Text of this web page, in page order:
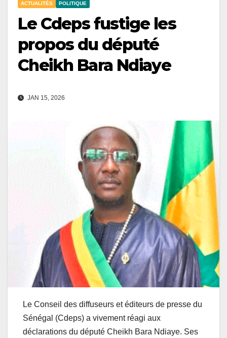
ACTUALITÉS POLITIQUE
Le Cdeps fustige les
propos du député
Cheikh Bara Ndiaye
JAN 15, 2026
Le Conseil des diffuseurs et éditeurs de presse du
Sénégal (Cdeps) a vivement réagi aux
déclarations du député Cheikh Bara Ndiaye. Ses